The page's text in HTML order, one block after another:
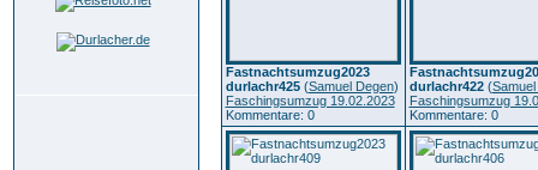
Fastnachtsumzug2023
durlachr425(Samuel Degen)
Faschingsumzug 19.02.2023
Kommentare: 0
durlachr422(
Faschingsumzug
Kommentare: 0